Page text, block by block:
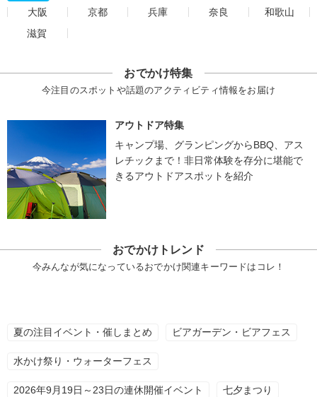
大阪
京都 兵庫 奈良
和歌山
滋賀
おでかけ特集
今注目のスポットや話題のアクティビティ情報をお届け
アウトドア特集
キャンプ場、グランピングからBBQ、アス
レチックまで！非日常体験を存分に堪能で
きるアウトドアスポットを紹介
おでかけトレンド
今みんなが気になっているおでかけ関連キーワードはコレ！
夏の注目イベント・催しまとめ ビアガーデン・ビアフェス
水かけ祭り・ウォーターフェス
2026年9月19日～23日の連休開催イベント 七夕まつり